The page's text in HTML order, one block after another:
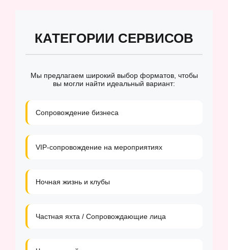
КАТЕГОРИИ СЕРВИСОВ
Мы предлагаем широкий выбор форматов, чтобы
вы могли найти идеальный вариант:
Сопровождение бизнеса
VIP-сопровождение на мероприятиях
Ночная жизнь и клубы
Частная яхта / Сопровождающие лица